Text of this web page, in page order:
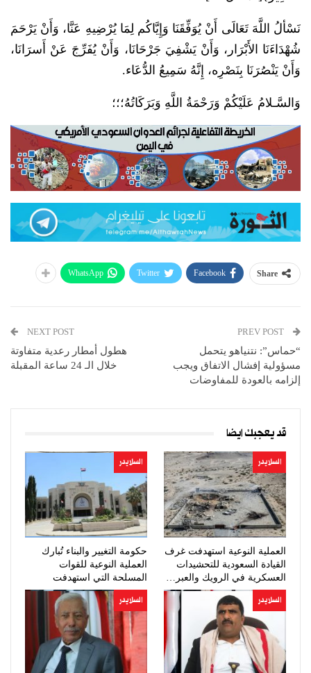
نَسْألُ اللَّهَ تَعَالَى أَنْ يُوَفِّقَنَا وَإِيَّاكُم لِمَا يُرْضِيهِ عَنَّا، وَأَنْ يَرْحَمَ
شُهْدَاءَنَا الأَبْرَار، وَأَنْ يَشْفِيَ جَرْحَانَا، وَأَنْ يُفَرِّجَ عَنْ أَسرَانَا،
وَأَنْ يَنْصُرَنَا بِنَصْرِه، إِنَّهُ سَمِيعُ الدُّعَاء.
وَالسَّـلامُ عَلَيْكُمْ وَرَحْمَةُ اللَّهِ وَبَرَكَاتُهُ؛؛؛
Share
Facebook
Twitter
WhatsApp
“حماس”: نتنياهو يتحمل
مسؤولية إفشال الاتفاق ويجب
إلزامه بالعودة للمفاوضات
NEXT POST
هطول أمطار رعدية متفاوتة
خلال الـ 24 ساعة المقبلة
قد يعجبك ايضا
السلايدر
العملية النوعية استهدفت غرف
القيادة السعودية للتحشيدات
العسكرية في الرويك والعبر…
السلايدر
حكومة التغيير والبناء تُبارك
العملية النوعية للقوات
المسلحة التي استهدفت
تحشيدات…
السلايدر السلايدر